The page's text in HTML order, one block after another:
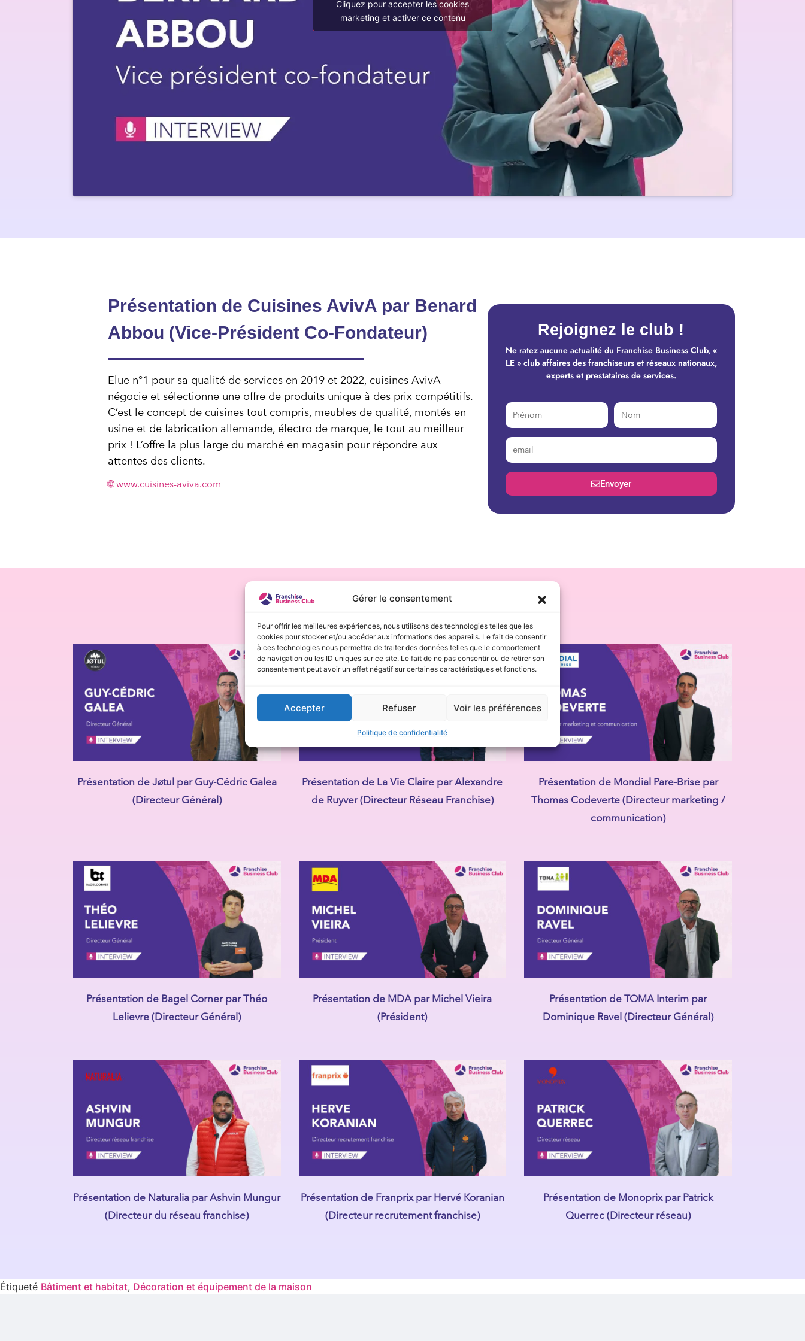
Gérer le consentement
Pour offrir les meilleures expériences, nous utilisons des technologies telles que les
cookies pour stocker et/ou accéder aux informations des appareils. Le fait de consentir
à ces technologies nous permettra de traiter des données telles que le comportement
de navigation ou les ID uniques sur ce site. Le fait de ne pas consentir ou de retirer son
consentement peut avoir un effet négatif sur certaines caractéristiques et fonctions.
Accepter Refuser Voir les préférences
Politique de confidentialité
Cliquez pour accepter les cookies
marketing et activer ce contenu
Rejoignez le club !
Ne ratez aucune actualité du Franchise Business Club, «
LE » club affaires des franchiseurs et réseaux nationaux,
experts et prestataires de services.
Envoyer
Présentation de Cuisines AvivA par Benard
Abbou (Vice-Président Co-Fondateur)
Elue n°1 pour sa qualité de services en 2019 et 2022, cuisines AvivA
négocie et sélectionne une offre de produits unique à des prix compétitifs.
C’est le concept de cuisines tout compris, meubles de qualité, montés en
usine et de fabrication allemande, électro de marque, le tout au meilleur
prix ! L’offre la plus large du marché en magasin pour répondre aux
attentes des clients.
🌐 www.cuisines-aviva.com
Présentation de Jøtul par Guy-Cédric Galea
(Directeur Général)
Présentation de La Vie Claire par Alexandre
de Ruyver (Directeur Réseau Franchise)
Présentation de Mondial Pare-Brise par
Thomas Codeverte (Directeur marketing /
communication)
Présentation de Bagel Corner par Théo
Lelievre (Directeur Général)
Présentation de MDA par Michel Vieira
(Président)
Présentation de TOMA Interim par
Dominique Ravel (Directeur Général)
Présentation de Naturalia par Ashvin Mungur
(Directeur du réseau franchise)
Présentation de Franprix par Hervé Koranian
(Directeur recrutement franchise)
Présentation de Monoprix par Patrick
Querrec (Directeur réseau)
Étiqueté Bâtiment et habitat, Décoration et équipement de la maison